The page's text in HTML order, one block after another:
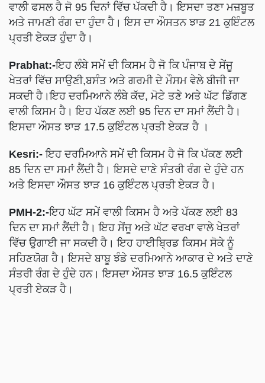
ਵਾਲੀ ਫਸਲ ਹੈ ਜੋ 95 ਦਿਨਾਂ ਵਿੱਚ ਪੱਕਦੀ ਹੈ। ਇਸਦਾ ਤਣਾ ਮਜ਼ਬੂਤ
ਅਤੇ ਜਾਮਣੀ ਰੰਗ ਦਾ ਹੁੰਦਾ ਹੈ। ਇਸ ਦਾ ਔਸਤਨ ਝਾੜ 21 ਕੁਇੰਟਲ
ਪ੍ਰਤੀ ਏਕੜ ਹੁੰਦਾ ਹੈ।
Prabhat:-ਇਹ ਲੰਬੇ ਸਮੇਂ ਦੀ ਕਿਸਮ ਹੈ ਜੋ ਕਿ ਪੰਜਾਬ ਦੇ ਸੇਂਜੂ
ਖੇਤਰਾਂ ਵਿੱਚ ਸਾਉਣੀ,ਬਸੰਤ ਅਤੇ ਗਰਮੀ ਦੇ ਮੌਸਮ ਵੇਲੇ ਬੀਜੀ ਜਾ
ਸਕਦੀ ਹੈ।ਇਹ ਦਰਮਿਆਨੇ ਲੰਬੇ ਕੱਦ, ਮੋਟੇ ਤਣੇ ਅਤੇ ਘੱਟ ਡਿੱਗਣ
ਵਾਲੀ ਕਿਸਮ ਹੈ। ਇਹ ਪੱਕਣ ਲਈ 95 ਦਿਨ ਦਾ ਸਮਾਂ ਲੈਂਦੀ ਹੈ।
ਇਸਦਾ ਔਸਤ ਝਾੜ 17.5 ਕੁਇੰਟਲ ਪ੍ਰਤੀ ਏਕੜ ਹੈ ।
Kesri:- ਇਹ ਦਰਮਿਆਨੇ ਸਮੇਂ ਦੀ ਕਿਸਮ ਹੈ ਜੋ ਕਿ ਪੱਕਣ ਲਈ
85 ਦਿਨ ਦਾ ਸਮਾਂ ਲੈਂਦੀ ਹੈ। ਇਸਦੇ ਦਾਣੇ ਸੰਤਰੀ ਰੰਗ ਦੇ ਹੁੰਦੇ ਹਨ
ਅਤੇ ਇਸਦਾ ਔਸਤ ਝਾੜ 16 ਕੁਇੰਟਲ ਪ੍ਰਤੀ ਏਕੜ ਹੈ।
PMH-2:-ਇਹ ਘੱਟ ਸਮੇਂ ਵਾਲੀ ਕਿਸਮ ਹੈ ਅਤੇ ਪੱਕਣ ਲਈ 83
ਦਿਨ ਦਾ ਸਮਾਂ ਲੈਂਦੀ ਹੈ। ਇਹ ਸੇਂਜੂ ਅਤੇ ਘੱਟ ਵਰਖਾ ਵਾਲੇ ਖੇਤਰਾਂ
ਵਿੱਚ ਉਗਾਈ ਜਾ ਸਕਦੀ ਹੈ। ਇਹ ਹਾਈਬ੍ਰਿਡ ਕਿਸਮ ਸੋਕੇ ਨੂੰ
ਸਹਿਣਯੋਗ ਹੈ। ਇਸਦੇ ਬਾਬੂ ਝੰਡੇ ਦਰਮਿਆਨੇ ਆਕਾਰ ਦੇ ਅਤੇ ਦਾਣੇ
ਸੰਤਰੀ ਰੰਗ ਦੇ ਹੁੰਦੇ ਹਨ। ਇਸਦਾ ਔਸਤ ਝਾੜ 16.5 ਕੁਇੰਟਲ
ਪ੍ਰਤੀ ਏਕੜ ਹੈ।